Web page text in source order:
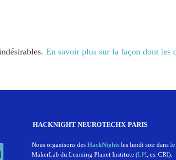
En savoir plus sur la façon dont les
HACKNIGHT NEUROTECHX PARIS
Nous organisons des HackNightsles lundi soir dans le
MakerLab du Learning Planet Institute (LPI, ex-CRI).